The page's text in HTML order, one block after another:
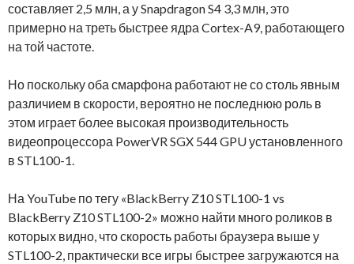
составляет 2,5 млн, а у Snapdragon S4 3,3 млн, это
примерно на треть быстрее ядра Cortex-A9, работающего
на той частоте.
Но поскольку оба смарфона работают не со столь явным
различием в скорости, вероятно не последнюю роль в
этом играет более высокая производительность
видеопроцессора PowerVR SGX 544 GPU установленного
в STL100-1.
На YouTube по тегу «BlackBerry Z10 STL100-1 vs
BlackBerry Z10 STL100-2» можно найти много роликов в
которых видно, что скорость работы браузера выше у
STL100-2, практически все игры быстрее загружаются на